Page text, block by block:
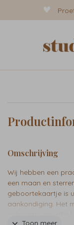
Omschrijving
Wij hebben een
een maan en
geboortekaartje is
aankondiging. Het
Toon meer